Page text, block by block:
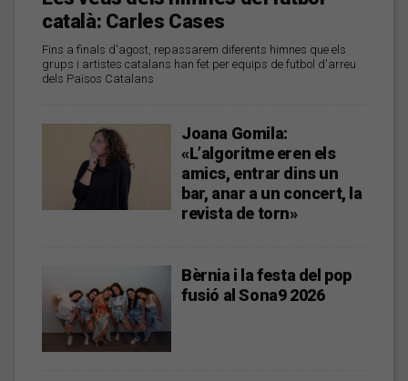
català: Carles Cases
Fins a finals d'agost, repassarem diferents himnes que els
grups i artistes catalans han fet per equips de futbol d'arreu
dels Països Catalans
Joana Gomila:
«L’algoritme eren els
amics, entrar dins un
bar, anar a un concert, la
revista de torn»
Bèrnia i la festa del pop
fusió al Sona9 2026